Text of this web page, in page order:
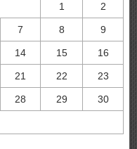
1 2
7 8 9
14 15 16
21 22 23
28 29 30